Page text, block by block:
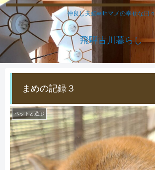
仲良し夫婦withマメの幸せな日々
飛騨古川暮らし
まめの記録３
ペットと遊ぶ